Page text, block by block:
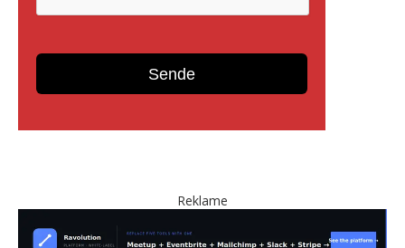
Reklame